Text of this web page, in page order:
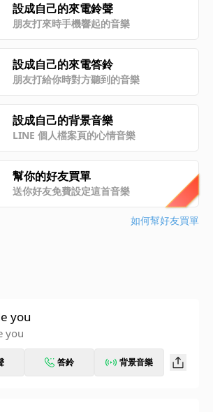
設成自己的來電鈴聲
朋友打來時手機響起的音樂
設成自己的來電答鈴
朋友打給你時對方聽到的音樂
設成自己的背景音樂
LINE 個人檔案頁的心情音樂
幫你的好友買單
送你好友免費設定這首音樂
如何幫好友買單
you
you
答鈴 背景音樂